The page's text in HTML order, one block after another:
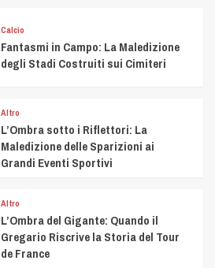
Calcio
Fantasmi in Campo: La Maledizione
degli Stadi Costruiti sui Cimiteri
Altro
L’Ombra sotto i Riflettori: La
Maledizione delle Sparizioni ai
Grandi Eventi Sportivi
Altro
L’Ombra del Gigante: Quando il
Gregario Riscrive la Storia del Tour
de France